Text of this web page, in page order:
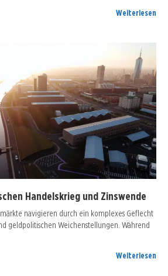
Weiterlesen
Handelskrieg und Zinswende
navigieren durch ein komplexes Geflecht
geldpolitischen Weichenstellungen. Während
Weiterlesen